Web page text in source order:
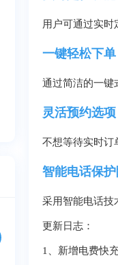
用户可通过实时
一键轻松下单
通过简洁的一键
灵活预约选项
不想等待实时订
智能电话保
采用智能电话技
更新日志：
1、新增电费快